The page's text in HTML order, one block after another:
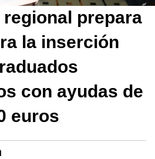
regional prepara
la inserción
con ayudas de
euros